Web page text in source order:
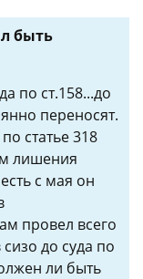
быть
по ст.158...до
переносят.
статье 318
лишения
с мая он
провел всего
до суда по
ли быть